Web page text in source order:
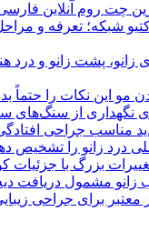
چت روم آنلاین
شبکه؛ تعرفه و
زانو، پشت زانو و درد
مو این نکات را حتماً
نگهداری از سنگ‌های
مناسب جراحی
درد زانو را تشخیص
بزرگ با جزئیات
زانو مشمول دریافت
برای جراحی